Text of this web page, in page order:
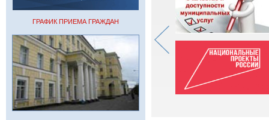
ГРАФИК ПРИЕМА ГРАЖДАН